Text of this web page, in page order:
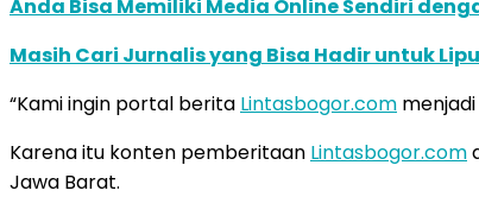
Anda Bisa Memiliki Media Online Sendiri
Masih Cari Jurnalis yang Bisa Hadir untuk
“Kami ingin portal berita Lintasbogor.com
Karena itu konten pemberitaan Lintasbogor.com
Jawa Barat.